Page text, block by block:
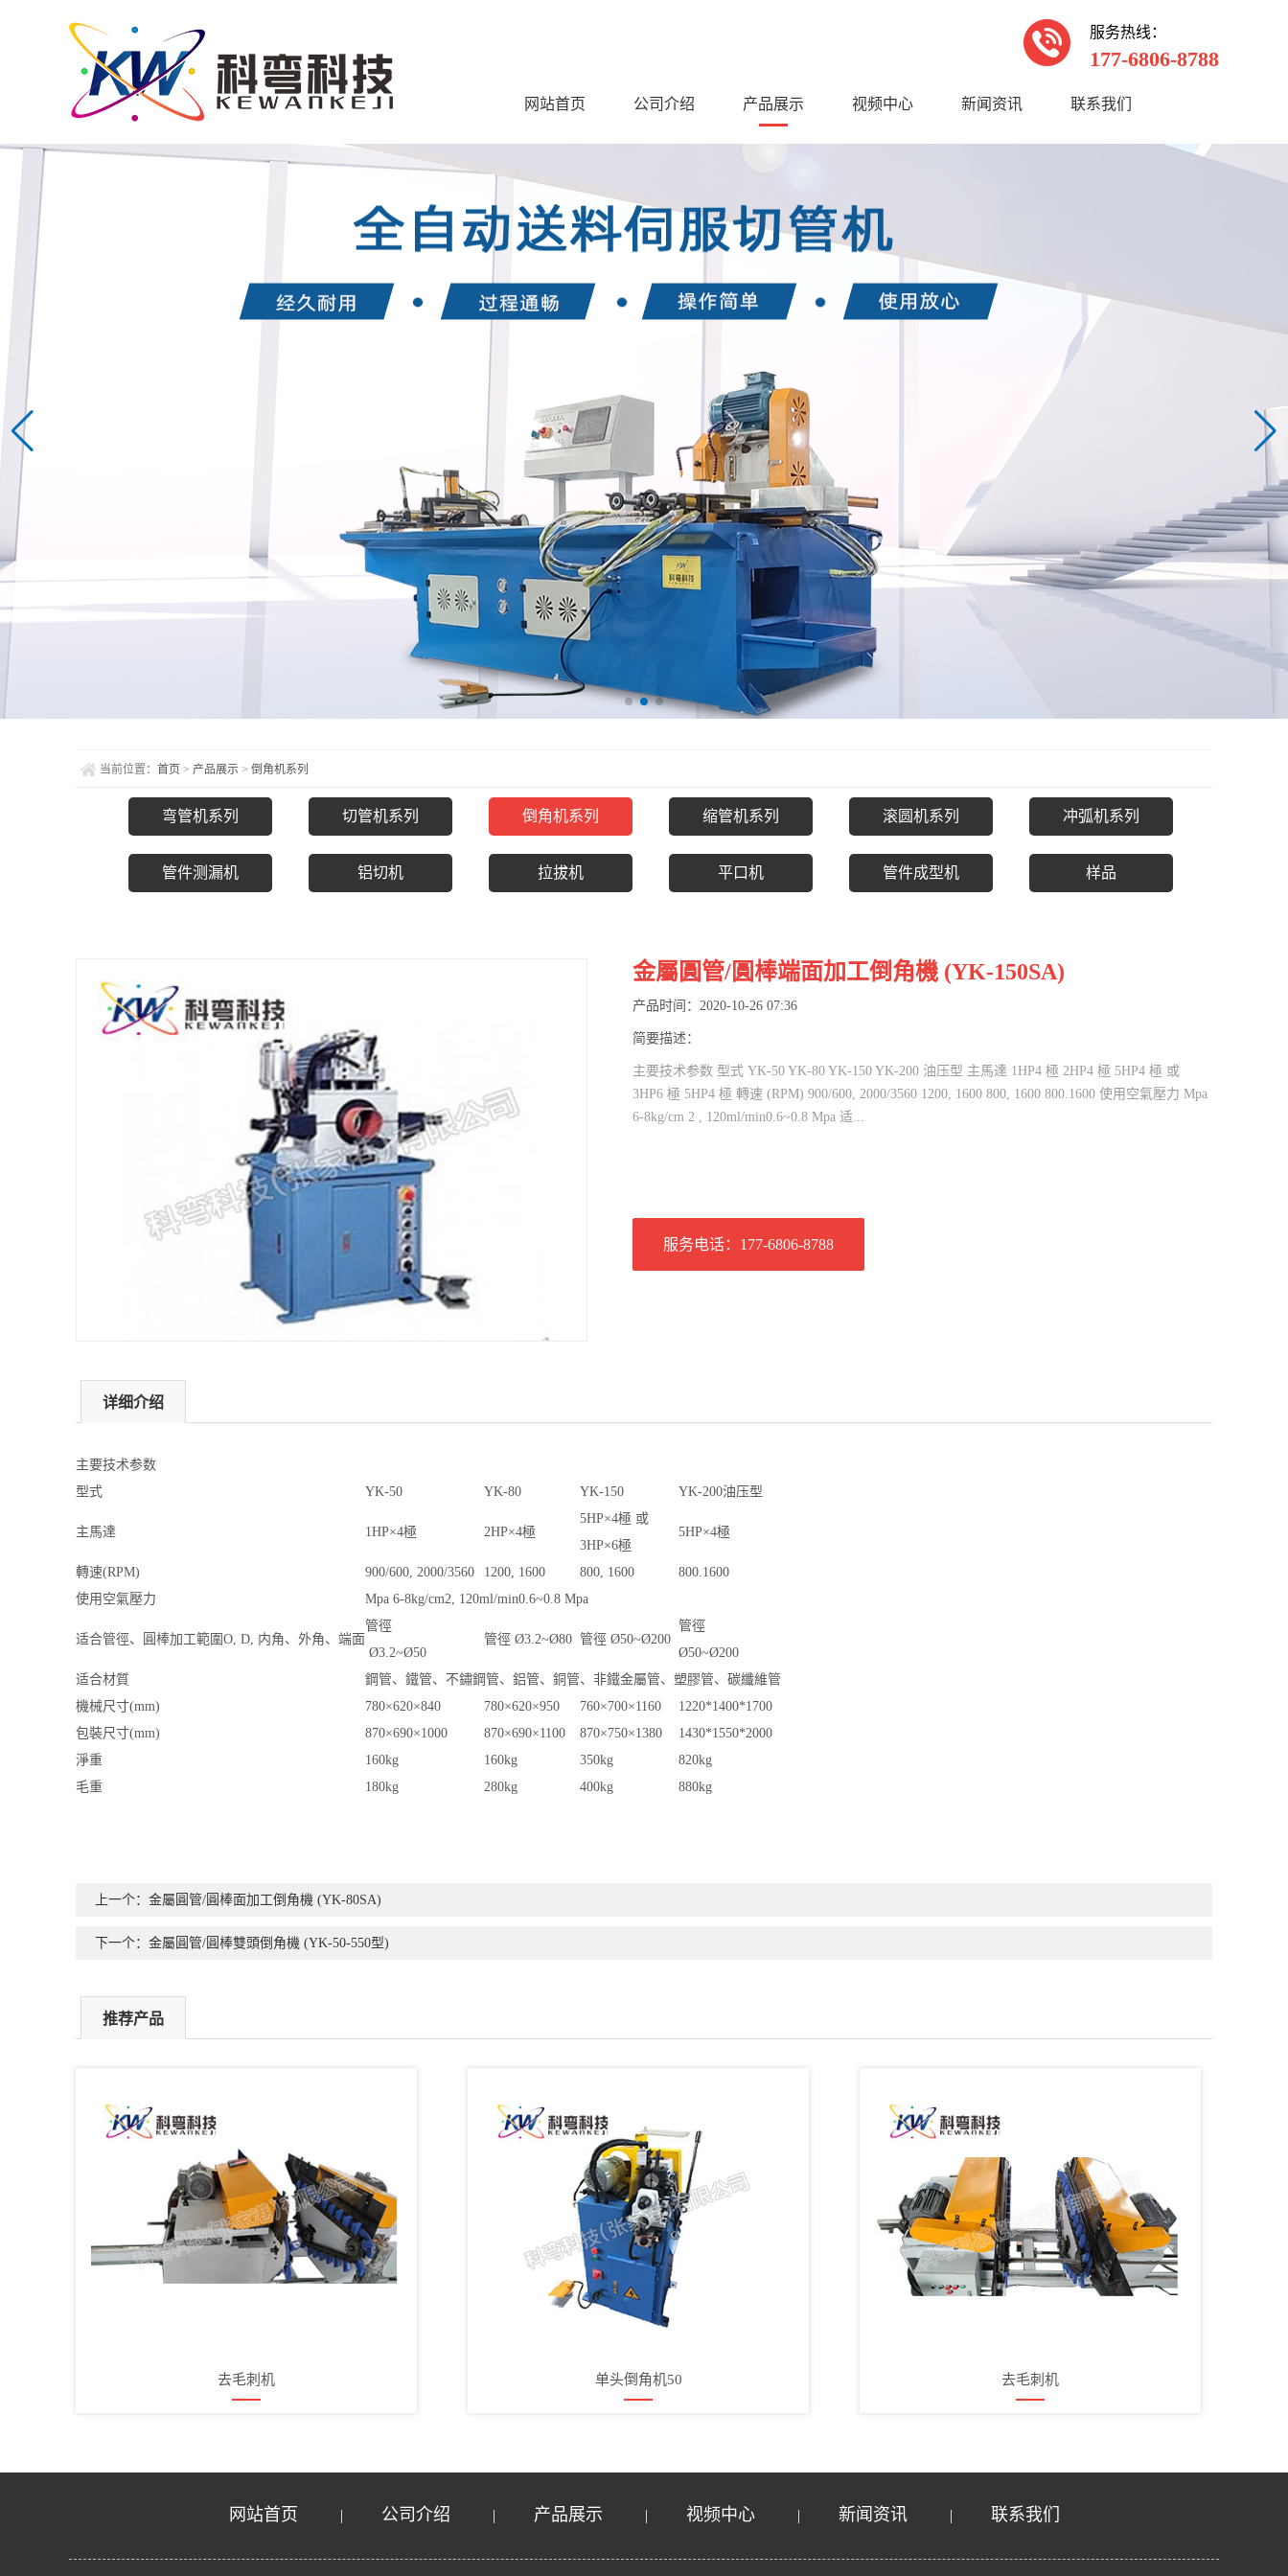
服务热线：
177-6806-8788
网站首页 公司介绍 产品展示 视频中心 新闻资讯 联系我们
当前位置：首页 >产品展示 >倒角机系列
弯管机系列 切管机系列 倒角机系列 缩管机系列 滚圆机系列 冲弧机系列
管件测漏机 铝切机 拉拔机 平口机 管件成型机 样品
金屬圓管/圓棒端面加工倒角機 (YK-150SA)
产品时间：2020-10-26 07:36
简要描述：
主要技术参数 型式 YK-50 YK-80 YK-150 YK-200 油压型 主馬達 1HP4 極 2HP4 極 5HP4 極 或
3HP6 極 5HP4 極 轉速 (RPM) 900/600, 2000/3560 1200, 1600 800, 1600 800.1600 使用空氣壓力 Mpa
6-8kg/cm 2 , 120ml/min0.6~0.8 Mpa 适...
服务电话：177-6806-8788
详细介绍
主要技术参数
型式
YK-50 YK-80 YK-150 YK-200油压型
主馬達 1HP×4極 2HP×4極
5HP×4極 或
3HP×6極
5HP×4極
轉速(RPM) 900/600, 2000/3560 1200, 1600 800, 1600
800.1600
使用空氣壓力
Mpa 6-8kg/cm2, 120ml/min0.6~0.8 Mpa
适合管徑、圓棒加工範圍O, D, 内角、外角、端面
管徑
Ø3.2~Ø50
管徑 Ø3.2~Ø80 管徑 Ø50~Ø200
管徑
Ø50~Ø200
适合材質
鋼管、鐵管、不鏽鋼管、鋁管、銅管、非鐵金屬管、塑膠管、碳纖維管
機械尺寸(mm) 780×620×840 780×620×950 760×700×1160
1220*1400*1700
包裝尺寸(mm) 870×690×1000 870×690×1100 870×750×1380
1430*1550*2000
淨重
160kg 160kg 350kg
820kg
毛重
180kg 280kg 400kg 880kg
上一个：金屬圓管/圓棒面加工倒角機 (YK-80SA)
下一个：金屬圓管/圓棒雙頭倒角機 (YK-50-550型)
推荐产品
去毛刺机 单头倒角机50 去毛刺机
网站首页 | 公司介绍 | 产品展示 | 视频中心 | 新闻资讯 | 联系我们